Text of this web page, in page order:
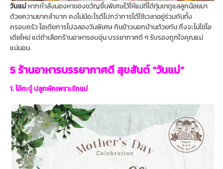
วันแม่ หากกำลังมองหาของขวัญชิ้นพิเศษไว้ให้แม่ที่ได้ทุ่มเทดูแลลูกน้อยมา
ด้วยความยากลำบาก คงไม่มีอะไรดีไปกว่าการได้ใช้เวลาอยู่ร่วมกันทั้ง
ครอบครัว ไอเดียการไปฉลองวันพิเศษ กินข้าวนอกบ้านด้วยกัน ถึงจะไม่ใช่ไอ
เดียใหม่ แต่ถ้าเลือกร้านอาหารอบอุ่น บรรยากาศดี ๆ รับรองถูกใจคุณแม่
แน่นอน
5 ร้านอาหารบรรยากาศดี สุขสันต์ “วันแม่”
1. โอ้กะจู๋ ปลูกผักเพราะรักแม่